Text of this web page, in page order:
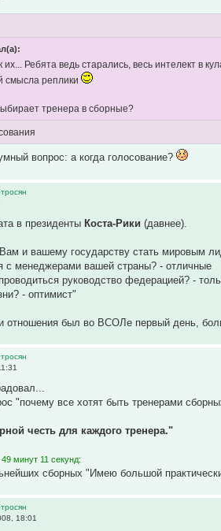
их... Ребята ведь старались, весь интелект в
смысла реплики
тренера в сборные?
вопрос: а когда голосование?
в президентыКоста-Рики (давнее).
и вашему государству стать мировым
с менеджерами вашей страны? - отличные
руководство федерацией? -
- оптимист"
отношения был во ВСОЛе первый день,
"почему все хотят быть тренерами
честь для каждого тренера."
минут 11 секунд:
сборных "Имею большой
18:01